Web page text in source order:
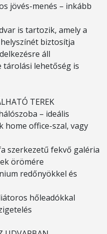
jövés-menés – inkább
is tartozik, amely a
biztosítja
áll
lehetőség is
TEREK
– ideális
home office-szal, vagy
szerkezetű fekvő galéria
örömére
redőnyökkel és
hőleadókkal